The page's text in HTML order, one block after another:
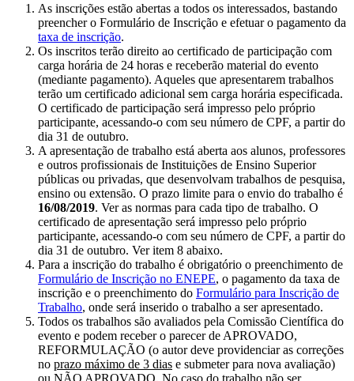
As inscrições estão abertas a todos os interessados, bastando
preencher o Formulário de Inscrição e efetuar o pagamento da
taxa de inscrição.
Os inscritos terão direito ao certificado de participação com
carga horária de 24 horas e receberão material do evento
(mediante pagamento). Aqueles que apresentarem trabalhos
terão um certificado adicional sem carga horária especificada.
O certificado de participação será impresso pelo próprio
participante, acessando-o com seu número de CPF, a partir do
dia 31 de outubro.
A apresentação de trabalho está aberta aos alunos, professores
e outros profissionais de Instituições de Ensino Superior
públicas ou privadas, que desenvolvam trabalhos de pesquisa,
ensino ou extensão. O prazo limite para o envio do trabalho é
16/08/2019. Ver as normas para cada tipo de trabalho. O
certificado de apresentação será impresso pelo próprio
participante, acessando-o com seu número de CPF, a partir do
dia 31 de outubro. Ver item 8 abaixo.
Para a inscrição do trabalho é obrigatório o preenchimento de
Formulário de Inscrição no ENEPE, o pagamento da taxa de
inscrição e o preenchimento do Formulário para Inscrição de
Trabalho, onde será inserido o trabalho a ser apresentado.
Todos os trabalhos são avaliados pela Comissão Científica do
evento e podem receber o parecer de APROVADO,
REFORMULAÇÃO (o autor deve providenciar as correções
no prazo máximo de 3 dias e submeter para nova avaliação)
ou NÃO APROVADO. No caso do trabalho não ser